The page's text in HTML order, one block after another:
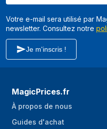
Votre e-mail sera utilisé par
newsletter. Consultez notre
Je m'inscris !
MagicPrices.fr
À propos de nous
Guides d'achat